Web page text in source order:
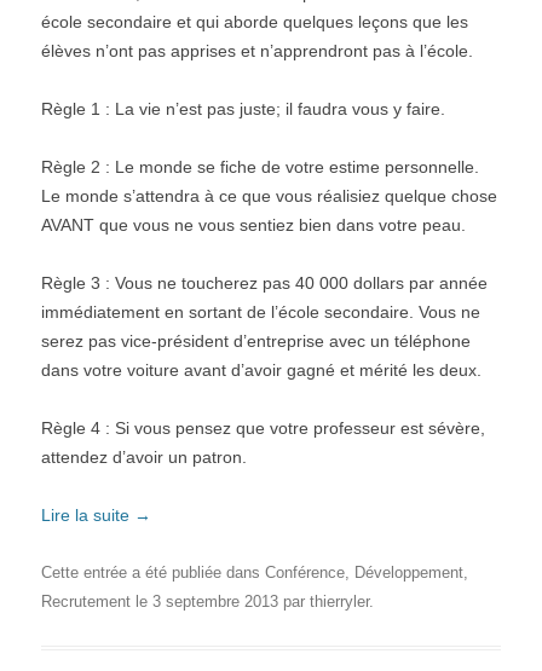
école secondaire et qui aborde quelques leçons que les
élèves n’ont pas apprises et n’apprendront pas à l’école.
Règle 1 : La vie n’est pas juste; il faudra vous y faire.
Règle 2 : Le monde se fiche de votre estime personnelle.
Le monde s’attendra à ce que vous réalisiez quelque chose
AVANT que vous ne vous sentiez bien dans votre peau.
Règle 3 : Vous ne toucherez pas 40 000 dollars par année
immédiatement en sortant de l’école secondaire. Vous ne
serez pas vice-président d’entreprise avec un téléphone
dans votre voiture avant d’avoir gagné et mérité les deux.
Règle 4 : Si vous pensez que votre professeur est sévère,
attendez d’avoir un patron.
Lire la suite →
Cette entrée a été publiée dans Conférence, Développement,
Recrutement le 3 septembre 2013 par thierryler.